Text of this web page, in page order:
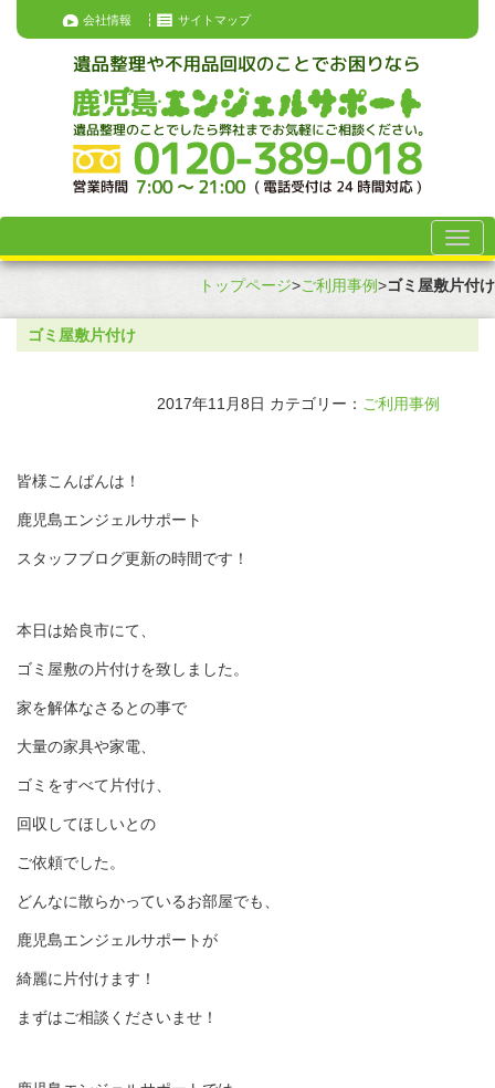
会社情報 サイトマップ
トップページ>ご利用事例>ゴミ屋敷片付け
ゴミ屋敷片付け
2017年11月8日 カテゴリー： ご利用事例
皆様こんばんは！
鹿児島エンジェルサポート
スタッフブログ更新の時間です！
本日は姶良市にて、
ゴミ屋敷の片付けを致しました。
家を解体なさるとの事で
大量の家具や家電、
ゴミをすべて片付け、
回収してほしいとの
ご依頼でした。
どんなに散らかっているお部屋でも、
鹿児島エンジェルサポートが
綺麗に片付けます！
まずはご相談くださいませ！